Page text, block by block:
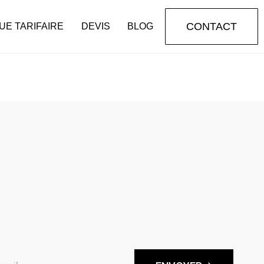
TARIFAIRE DEVIS BLOG CONTACT